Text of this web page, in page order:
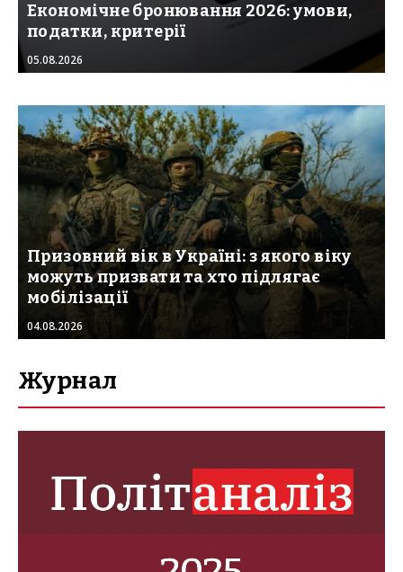
Економічне бронювання 2026: умови,
податки, критерії
05.08.2026
Призовний вік в Україні: з якого віку
можуть призвати та хто підлягає
мобілізації
04.08.2026
Журнал